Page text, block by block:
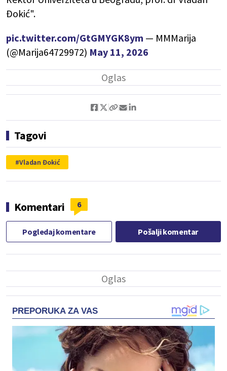
Đokić".
pic.twitter.com/GtGMYGK8ym — MMMarija
(@Marija64729972) May 11, 2026
Tagovi
Vladan Đokić
Komentari 6
Pogledaj komentare Pošalji komentar
PREPORUKA ZA VAS